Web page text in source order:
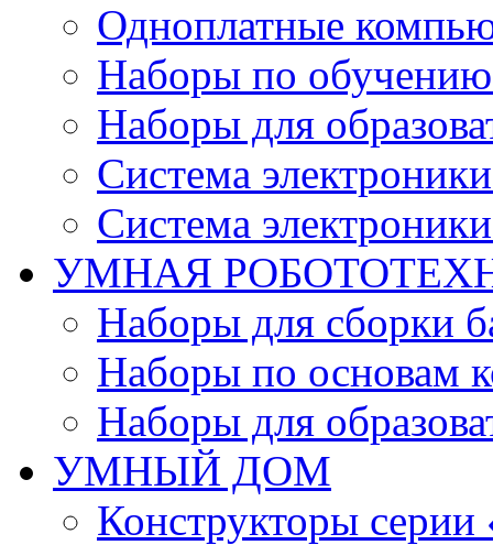
Одноплатные
Наборы по
Наборы для
Система
Система
УМНАЯ
Наборы для сборки
Наборы по основам
Наборы для
УМНЫЙ ДОМ
Конструкторы